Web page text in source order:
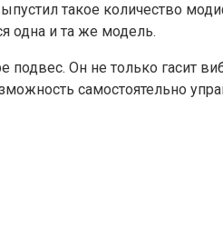
такое количество
одна и та же модель.
Он не только гасит
самостоятельно